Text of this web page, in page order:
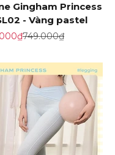
Gingham Princess
- Vàng pastel
mãi
Giá gốc
749.000₫